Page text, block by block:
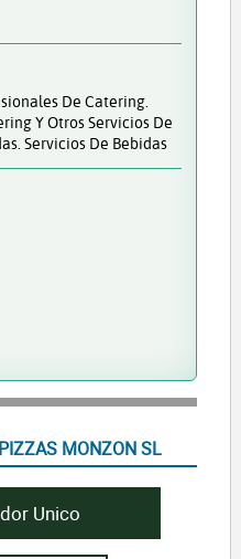
De Catering.
Y Otros Servicios De
Servicios De Bebidas
MONZON SL
Unico